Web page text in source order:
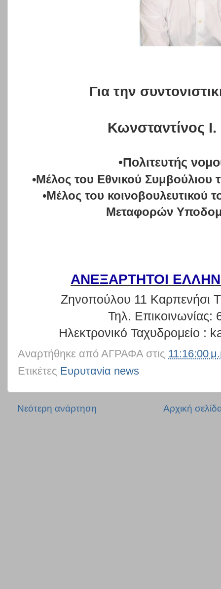
Για την
Κωνσταντίνος
•Πολιτευτής
•Μέλος του Εθνικού
•Μέλος του κοινοβουλευτικού
Μεταφορών
ΑΝΕΞΑΡΤΗΤΟΙ
Ζηνοπούλου 11 Καρπενήσι
Τηλ. Επικοινωνίας:
Ηλεκτρονικό Ταχυδρομείο :
Αναρτήθηκε από ΑΓΡΑΦΑ στις 11:16:00
Ετικέτες Ευρυτανία news
Νεότερη ανάρτηση Αρχική